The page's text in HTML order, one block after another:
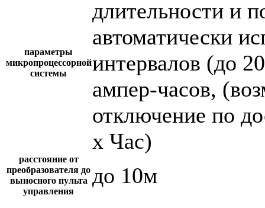
параметры
микропроцессорной
системы
длительности и
автоматически
интервалов (до
ампер-часов,
отключение по
х Час)
расстояние от
преобразователя до
выносного пульта
управления
до 10м